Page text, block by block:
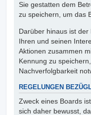
Sie gestatten dem
zu speichern, um das
Darüber hinaus ist
Ihren und seinen
Aktionen zusammen
Kennung zu
Nachverfolgbarkeit
REGELUNGEN
Zweck eines Boards
sich daher bewusst,